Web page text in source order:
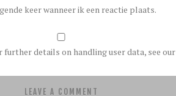
keer wanneer ik een reactie plaats.
details on handling user data, see our